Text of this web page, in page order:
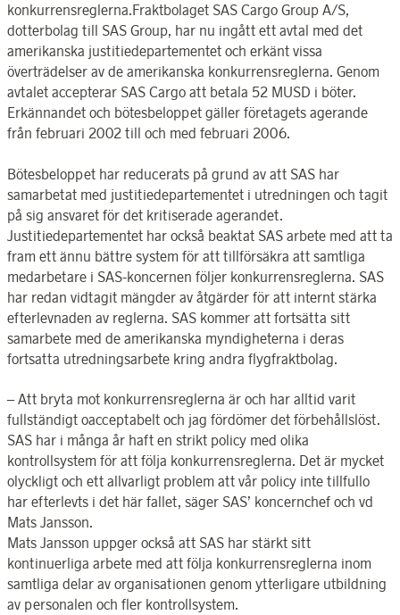
konkurrensreglerna.Fraktbolaget SAS Cargo Group A/S,
dotterbolag till SAS Group, har nu ingått ett avtal med det
amerikanska justitiedepartementet och erkänt vissa
överträdelser av de amerikanska konkurrensreglerna. Genom
avtalet accepterar SAS Cargo att betala 52 MUSD i böter.
Erkännandet och bötesbeloppet gäller företagets agerande
från februari 2002 till och med februari 2006.
Bötesbeloppet har reducerats på grund av att SAS har
samarbetat med justitiedepartementet i utredningen och tagit
på sig ansvaret för det kritiserade agerandet.
Justitiedepartementet har också beaktat SAS arbete med att ta
fram ett ännu bättre system för att tillförsäkra att samtliga
medarbetare i SAS-koncernen följer konkurrensreglerna. SAS
har redan vidtagit mängder av åtgärder för att internt stärka
efterlevnaden av reglerna. SAS kommer att fortsätta sitt
samarbete med de amerikanska myndigheterna i deras
fortsatta utredningsarbete kring andra flygfraktbolag.
– Att bryta mot konkurrensreglerna är och har alltid varit
fullständigt oacceptabelt och jag fördömer det förbehållslöst.
SAS har i många år haft en strikt policy med olika
kontrollsystem för att följa konkurrensreglerna. Det är mycket
olyckligt och ett allvarligt problem att vår policy inte tillfullo
har efterlevts i det här fallet, säger SAS’ koncernchef och vd
Mats Jansson.
Mats Jansson uppger också att SAS har stärkt sitt
kontinuerliga arbete med att följa konkurrensreglerna inom
samtliga delar av organisationen genom ytterligare utbildning
av personalen och fler kontrollsystem.